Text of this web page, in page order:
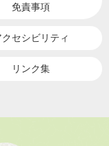
免責事項
クセシビリティ
リンク集